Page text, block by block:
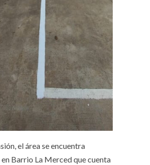
el área se encuentra
Barrio La Merced que cuenta